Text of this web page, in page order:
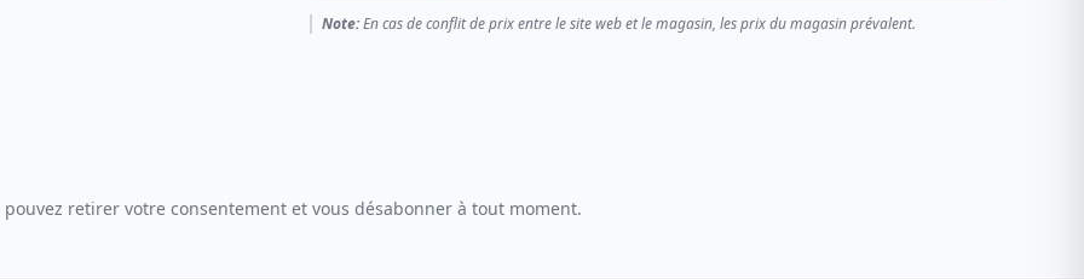
Note:En cas de conflit de prix entre le site web et le magasin, les prix du magasin prévalent.
pouvez retirer votre consentement et vous désabonner à tout moment.